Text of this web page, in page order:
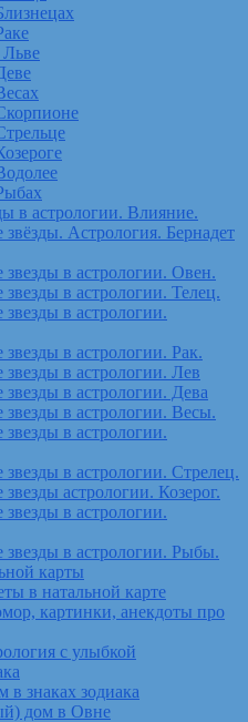
Льве
в астрологии. Влияние.
Астрология. Бернадет
в астрологии. Овен.
в астрологии. Телец.
в астрологии.
в астрологии. Рак.
в астрологии. Лев
в астрологии. Дева
в астрологии. Весы.
в астрологии.
в астрологии. Стрелец.
астрологии. Козерог.
в астрологии.
в астрологии. Рыбы.
карты
в натальной карте
картинки, анекдоты про
с улыбкой
в знаках зодиака
дом в Овне